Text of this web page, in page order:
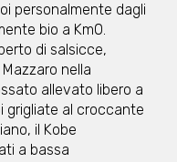
personalmente dagli
bio a Km0.
di salsicce,
nella
allevato libero a
grigliate al croccante
il Kobe
a bassa